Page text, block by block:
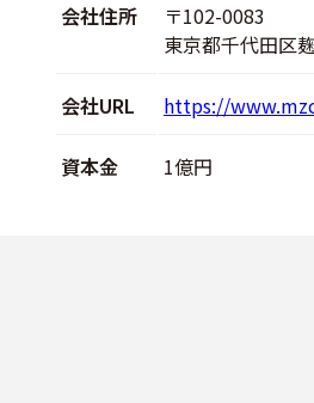
会社住所
〒102-0083
東京都千代田区
会社URL https://
資本金 1億円